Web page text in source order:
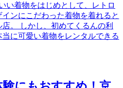
い着物をはじめとして、レトロ
ンにこだわった着物を着れると
。 しかし、初めてくるんの利
に可愛い着物をレンタルできる